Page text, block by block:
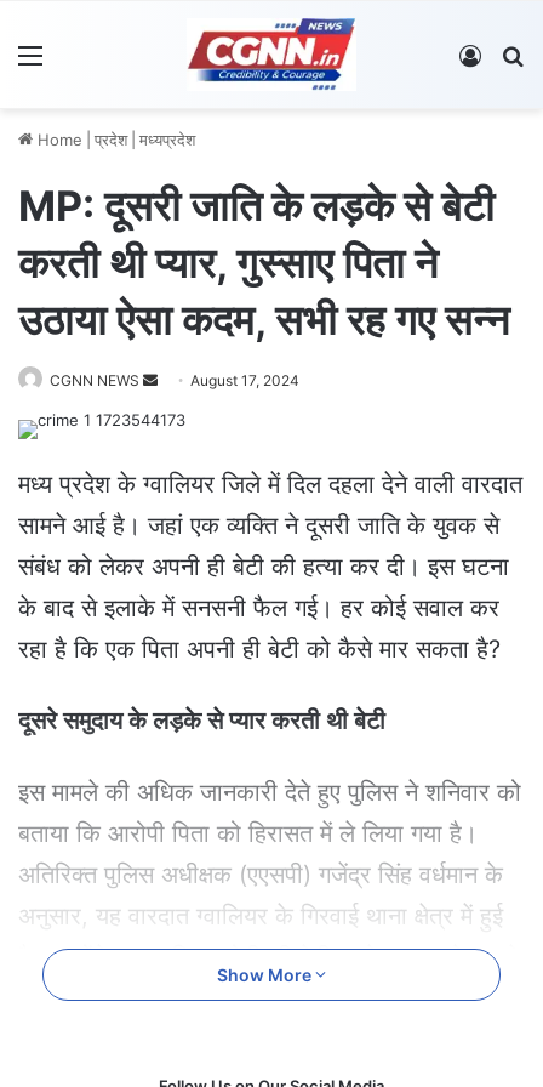
Log In
Home प्रदेश मध्यप्रदेश
MP: दूसरी जाति के लड़के से बेटी
करती थी प्यार, गुस्साए पिता ने
उठाया ऐसा कदम, सभी रह गए सन्न
CGNN NEWS
e
a
n
e
a
i
August 17, 2024
मध्य प्रदेश के ग्वालियर जिले में दिल दहला देने वाली वारदात
सामने आई है। जहां एक व्यक्ति ने दूसरी जाति के युवक से
संबंध को लेकर अपनी ही बेटी की हत्या कर दी। इस घटना
के बाद से इलाके में सनसनी फैल गई। हर कोई सवाल कर
रहा है कि एक पिता अपनी ही बेटी को कैसे मार सकता है?
दूसरे समुदाय के लड़के से प्यार करती थी बेटी
इस मामले की अधिक जानकारी देते हुए पुलिस ने शनिवार को
बताया कि आरोपी पिता को हिरासत में ले लिया गया है।
अतिरिक्त पुलिस अधीक्षक (एएसपी) गजेंद्र सिंह वर्धमान के
अनुसार, यह वारदात ग्वालियर के गिरवाई थाना क्षेत्र में हुई
है। उन्होंने बताया कि आरोपी की बेटी दूसरे समुदाय के लड़के
से प्यार करती थी, लेकिन आरोपी और उसके परिवार के
Show More